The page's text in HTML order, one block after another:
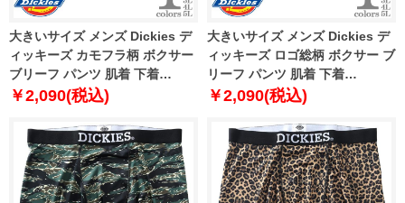
大きいサイズ メンズ Dickies デ
ィッキーズ カモフラ柄 ボクサー
ブリーフ パンツ 肌着 下着
80212600
￥2,090(税込)
大きいサイズ メンズ Dickies デ
ィッキーズ ロゴ総柄 ボクサー ブ
リーフ パンツ 肌着 下着
80212700
￥2,090(税込)